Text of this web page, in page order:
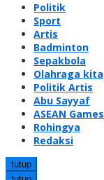
Politik
Sport
Artis
Badminton
Sepakbola
Olahraga kita
Politik Artis
Abu Sayyaf
ASEAN Games
Rohingya
Redaksi
tutup